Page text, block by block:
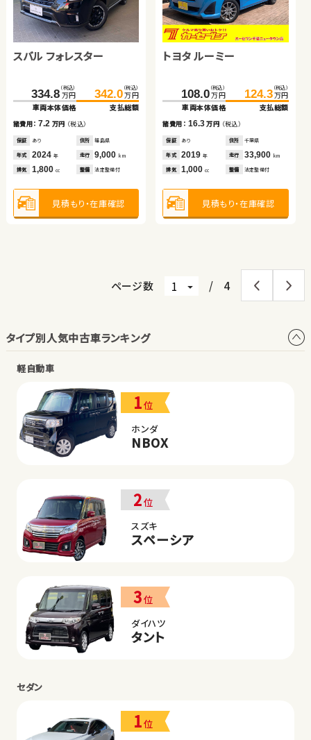
スバル フォレスター
334.8 （税込）
万円
車両本体価格
342.0 （税込）
万円
支払総額
諸費用：7.2 万円 （税込）
保証 あり 住所 福島県
年式 2024 年 走行 9,000 km
排気 1,800 cc 整備 法定整備付
見積もり・在庫確認
トヨタ ルーミー
108.0 （税込）
万円
車両本体価格
124.3 （税込）
万円
支払総額
諸費用： 16.3万円 （税込）
保証 あり 住所 千葉県
年式 2019年 走行 33,900 km
排気 1,000cc 整備 法定整備付
見積もり・在庫確認
スズキ ワゴンＲ スマイル
170.1 （税込）
万円
車両本体価格
176.7 （税込）
万円
支払総額
諸費用：6.6 万円 （税込）
保証 あり 住所 埼玉県
年式 2024 年 走行 3,700 km
排気 660cc 整備 なし
見積もり・在庫確認
トヨタ ルーミー
121.6 （税込）
万円
車両本体価格
133.7 （税込）
万円
支払総額
諸費用： 12.1万円 （税込）
保証 なし 住所 埼玉県
年式 2017年 走行 31,100 km
排気 1,000cc 整備 なし
見積もり・在庫確認
スズキ アルト ＨＢ
46.7万円
車両本体価格
諸費用：9.0 万円 （税込）
保証 あり 住所 埼玉県
排気 660 整備 法定整備付
トヨタ ヴォクシー
232.3万円
車両本体価格
諸費用：10.5万円 （税込）
保証 あり 住所 群馬県
排気 2,000cc 整備 なし
ページ数 / 4
タイプ別人気中古車ランキング
軽自動車
1位
ホンダ
NBOX
2位
スズキ
スペーシア
3位
ダイハツ
タント
セダン
1位